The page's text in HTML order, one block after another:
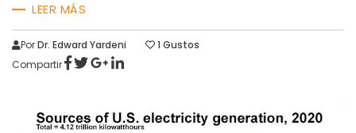
LEER MÁS
PorDr. Edward Yardeni 1 Gustos
Compartir